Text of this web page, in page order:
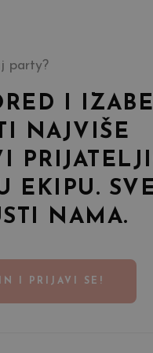
party?
I
NAJVIŠE
EKIPU.
NAMA.
I PRIJAVI SE!